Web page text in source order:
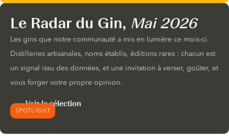
SPOTLIGHT
Le Radar du Gin, Mai 2026
Les gins que notre communauté a mis en lumière ce mois-ci.
Distilleries artisanales, noms établis, éditions rares : chacun est
un signal issu des données, et une invitation à verser, goûter, et
vous forger votre propre opinion.
Voir la sélection